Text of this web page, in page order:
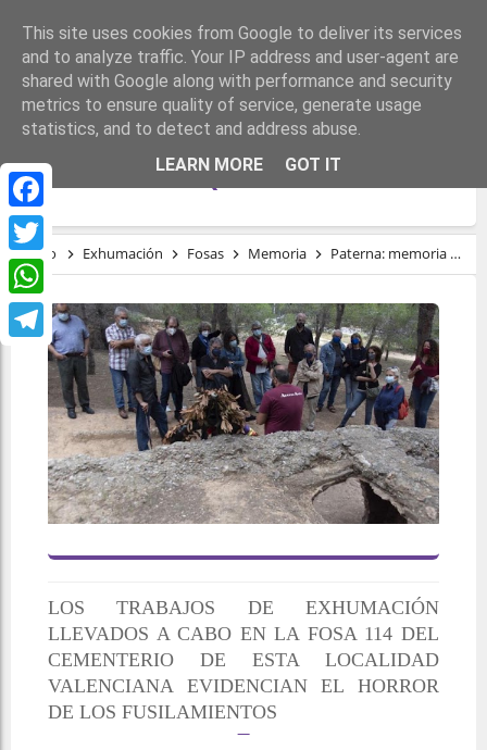
Facebook
Twitter
WhatsApp
Telegram
PATERNA: MEMORIA VIVA DE LA
REPRESIÓN FRANQUISTA
Inicio Exhumación Fosas Memoria Paterna: memoria viva de la represión franquista
LOS TRABAJOS DE EXHUMACIÓN
LLEVADOS A CABO EN LA FOSA 114 DEL
CEMENTERIO DE ESTA LOCALIDAD
VALENCIANA EVIDENCIAN EL HORROR
DE LOS FUSILAMIENTOS
This site uses cookies from Google to deliver its services
and to analyze traffic. Your IP address and user-agent are
shared with Google along with performance and security
metrics to ensure quality of service, generate usage
statistics, and to detect and address abuse.
LEARN MORE
GOT IT